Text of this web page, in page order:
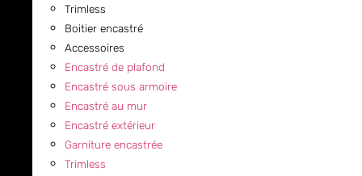
Trimless
Boitier encastré
Accessoires
Encastré de plafond
Encastré sous armoire
Encastré au mur
Encastré extérieur
Garniture encastrée
Trimless